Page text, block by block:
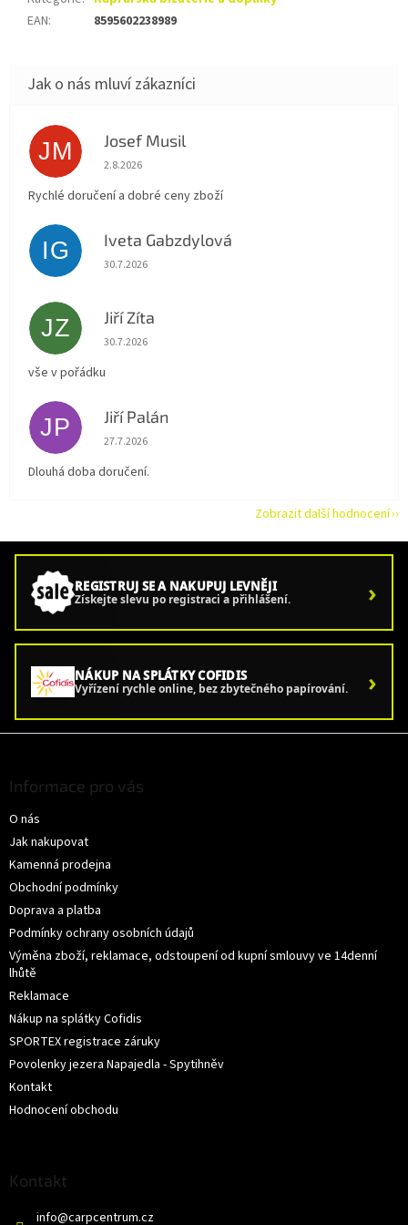
EAN: 8595602238989
JM Josef Musil
Hodnocení obchodu je 5 z 5 hvězdiček.
2.8.2026
Rychlé doručení a dobré ceny zboží
IG Iveta Gabzdylová
Hodnocení obchodu je 5 z 5 hvězdiček.
30.7.2026
JZ Jiří Zíta
Hodnocení obchodu je 5 z 5 hvězdiček.
30.7.2026
vše v pořádku
JP Jiří Palán
Hodnocení obchodu je 5 z 5 hvězdiček.
27.7.2026
Dlouhá doba doručení.
Zobrazit další hodnocení
REGISTRUJ SE A NAKUPUJ LEVNĚJI
Získejte slevu po registraci a přihlášení. ›
NÁKUP NA SPLÁTKY COFIDIS
Vyřízení rychle online, bez zbytečného papírování. ›
Informace pro vás
O nás
Jak nakupovat
Kamenná prodejna
Obchodní podmínky
Doprava a platba
Podmínky ochrany osobních údajů
Výměna zboží, reklamace, odstoupení od kupní smlouvy ve 14denní
lhůtě
Reklamace
Nákup na splátky Cofidis
SPORTEX registrace záruky
Povolenky jezera Napajedla - Spytihněv
Kontakt
Hodnocení obchodu
Kontakt
info@carpcentrum.cz